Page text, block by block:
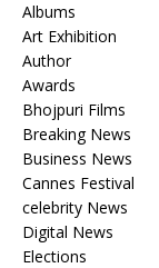
Albums
Art Exhibition
Author
Awards
Bhojpuri Films
Breaking News
Business News
Cannes Festival
celebrity News
Digital News
Elections